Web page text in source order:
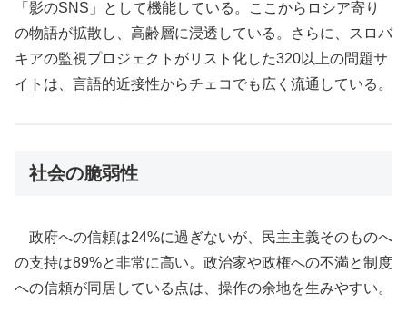
「影のSNS」として機能している。ここからロシア寄り
の物語が拡散し、高齢層に浸透している。さらに、スロバ
キアの監視プロジェクトがリスト化した320以上の問題サ
イトは、言語的近接性からチェコでも広く流通している。
社会の脆弱性
政府への信頼は24%に過ぎないが、民主主義そのものへ
の支持は89%と非常に高い。政治家や政権への不満と制度
への信頼が同居している点は、操作の余地を生みやすい。